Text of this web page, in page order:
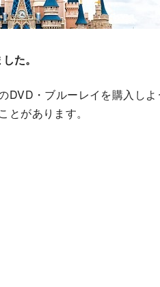
た。
DVD・ブルーレイを購入しよ
があります。